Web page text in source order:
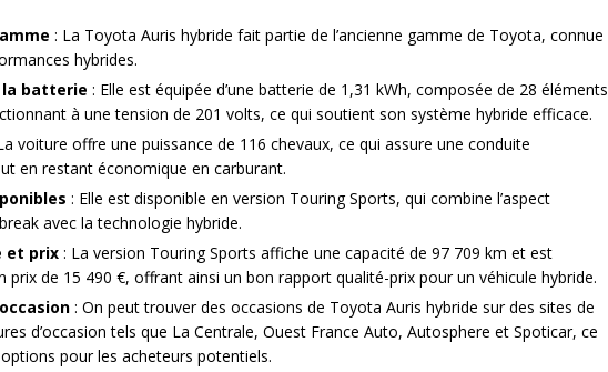
: La Toyota Auris hybride fait partie de l’ancienne gamme de Toyota, connue
hybrides.
la batterie : Elle est équipée d’une batterie de 1,31 kWh, composée de 28 éléments
à une tension de 201 volts, ce qui soutient son système hybride efficace.
voiture offre une puissance de 116 chevaux, ce qui assure une conduite
en restant économique en carburant.
: Elle est disponible en version Touring Sports, qui combine l’aspect
avec la technologie hybride.
et prix : La version Touring Sports affiche une capacité de 97 709 km et est
prix de 15 490 €, offrant ainsi un bon rapport qualité-prix pour un véhicule hybride.
: On peut trouver des occasions de Toyota Auris hybride sur des sites de
d’occasion tels que La Centrale, Ouest France Auto, Autosphere et Spoticar, ce
pour les acheteurs potentiels.